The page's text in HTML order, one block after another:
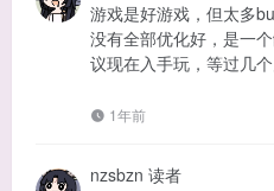
游戏是好游戏，但太多
没有全部优化好，是一
议现在入手玩，等过几
1年前
nzsbzn 读者